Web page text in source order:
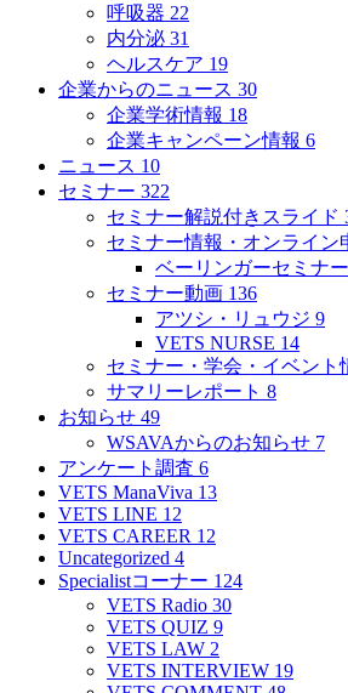
呼吸器 22
内分泌 31
ヘルスケア 19
企業からのニュース 30
企業学術情報 18
企業キャンペーン情報 6
ニュース 10
セミナー 322
セミナー解説付きスライド
セミナー情報・オンライン
ベーリンガーセミナ
セミナー動画 136
アツシ・リュウジ 9
VETS NURSE 14
セミナー・学会・イベント
サマリーレポート 8
お知らせ 49
WSAVAからのお知らせ 7
アンケート調査 6
VETS ManaViva 13
VETS LINE 12
VETS CAREER 12
Uncategorized 4
Specialistコーナー 124
VETS Radio 30
VETS QUIZ 9
VETS LAW 2
VETS INTERVIEW 19